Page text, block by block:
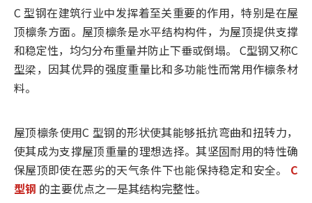
C 型钢在建筑行业中发挥着至关重要的作用，特别是在屋
顶檩条方面。屋顶檩条是水平结构构件，为屋顶提供支撑
和稳定性，均匀分布重量并防止下垂或倒塌。 C型钢又称C
型梁，因其优异的强度重量比和多功能性而常用作檩条材
料。
屋顶檩条使用C 型钢的形状使其能够抵抗弯曲和扭转力，
使其成为支撑屋顶重量的理想选择。其坚固耐用的特性确
保屋顶即使在恶劣的天气条件下也能保持稳定和安全。 C
型钢 的主要优点之一是其结构完整性。